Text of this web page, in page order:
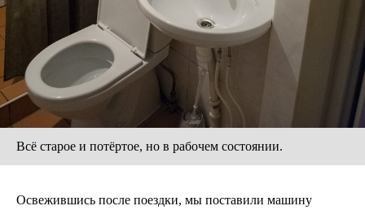
Всё старое и потёртое, но в рабочем состоянии.
Освежившись после поездки, мы поставили машину